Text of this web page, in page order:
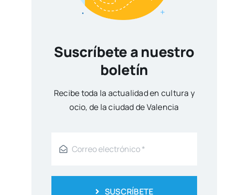
Suscríbete a nuestro
boletín
Reci­be toda la actua­li­dad en cul­tu­ra y
ocio, de la ciu­dad de Valen­cia
SUSCRÍBETE